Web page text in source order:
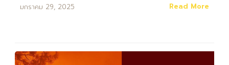
มกราคม 29, 2025 Read More